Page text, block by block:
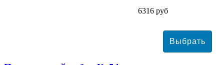
6316 руб